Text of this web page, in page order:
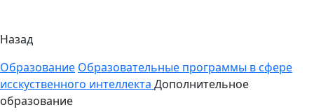
Назад
Образование Образовательные программы в сфере
исскуственного интеллекта Дополнительное
образование